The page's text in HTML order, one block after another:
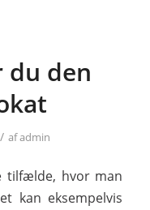
du den
/ afadmin
tilfælde, hvor man
kan eksempelvis